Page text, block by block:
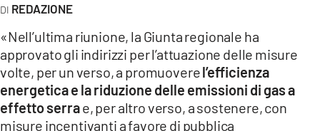
LaC
Network
LACPLAY.IT
LACTV.IT
REDAZIONE
«Nell’ultima riunione, la Giunta regionale ha
approvato gli indirizzi per l’attuazione delle misure
volte, per un verso, a promuoverel’efficienza
energetica e la riduzione delle emissioni di gas a
effetto serrae, per altro verso, a sostenere, con
misure incentivanti a favore di pubblica